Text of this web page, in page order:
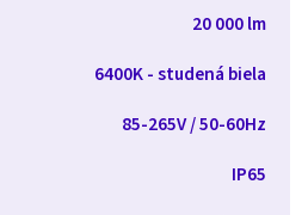
20 000 lm
6400K - studená biela
85-265V / 50-60Hz
IP65